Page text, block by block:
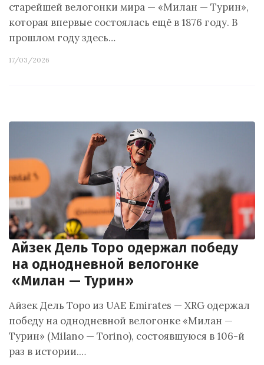
старейшей велогонки мира — «Милан — Турин»,
которая впервые состоялась ещё в 1876 году. В
прошлом году здесь…
17/03/2026
Айзек Дель Торо одержал победу
на однодневной велогонке
«Милан — Турин»
Айзек Дель Торо из UAE Emirates — XRG одержал
победу на однодневной велогонке «Милан —
Турин» (Milano — Torino), состоявшуюся в 106-й
раз в истории.…